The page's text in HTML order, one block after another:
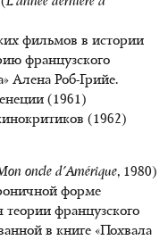
фильмов в истории
французского
Алена Роб-Грийе.
(1961)
(1962)
oncle d'Amérique, 1980)
форме
французского
в книге «Похвала